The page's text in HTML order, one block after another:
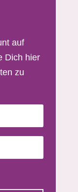
auf
Dich hier
zu